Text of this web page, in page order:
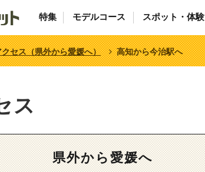
特集 モデルコース スポット・体験
セス（県外から愛媛へ） 高知から今治駅へ
ス
県外から愛媛へ